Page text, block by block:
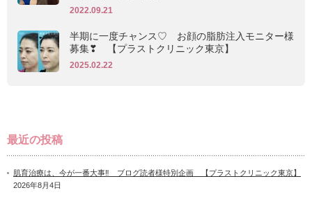
2022.09.21
半期に一度チャンス♡ お顔の脂肪注入モニター様
募集❣ 【プラストクリニック東京】
2025.02.22
最近の投稿
肌育治療は、今が一番大事‼ ブログ読者様特別企画 【プラストクリニック東京】
2026年8月4日